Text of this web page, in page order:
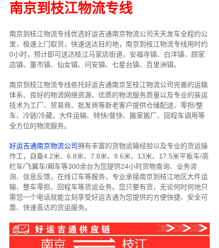
南京到枝江物流专线
南京到枝江物流专线优选好运吉通南京物流公司天天发车全程约公
里， 极速上门取货，快速送达目的地，南京到枝江物流专线用时约
0小时，预计即可送达枝江马家店街道、安福寺镇、白洋镇、顾家
店镇、董市镇、仙女镇、问安镇、七星台镇、百里洲镇。
南京到枝江物流专线依托好运吉通南京至枝江物流公司完善的运输
体系、良好的物流网络资源、优质的物流服务质量以及专业的装运
技术为工厂、贸易商、批发商等新老客户提供仓储配送、零担/整
车、冷链/冷藏、大件运输、特快/普快、搬家搬厂、回程车调用等
全方位的物流服务。
好运吉通南京物流公司拥有丰富的货物运输经验以及专业的货运操
作工，自备4.2米、6.8米、7.8米、9.6米、13米、17.5米平板车/高
栏车/飞翼车/厢车等300余台为您提供24小时货物查询、业务咨
询、信息反馈，在线订车等服务， 专业承接南京到枝江地区大件运
输、整车零担、回程车等货运业务。 您只要有货，无论何时何地只
需您一个电话就能立刻享受好运吉通为您提供的方便快捷、安全可
靠、快速直达的货运服务。